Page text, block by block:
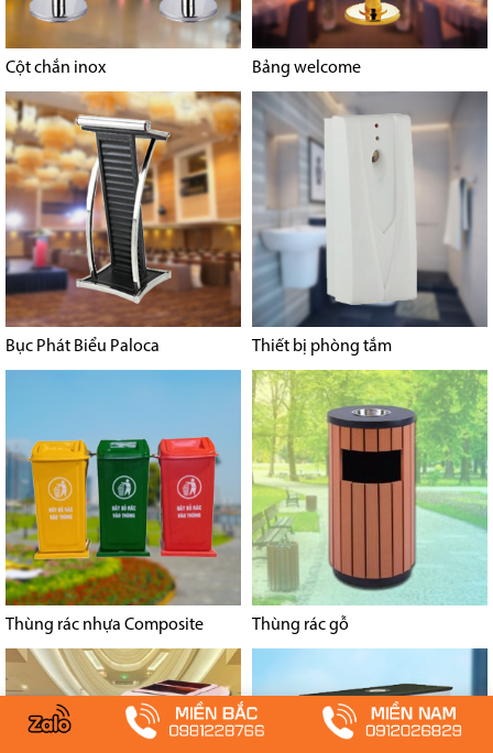
Cột chắn inox Bảng welcome
Bục Phát Biểu Paloca Thiết bị phòng tắm
Thùng rác nhựa Composite Thùng rác gỗ